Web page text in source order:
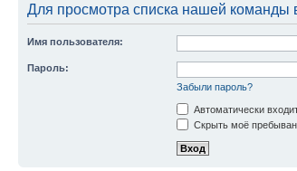
Для просмотра списка нашей
Имя пользователя:
Пароль:
Забыли пароль?
Автоматически
Скрыть моё